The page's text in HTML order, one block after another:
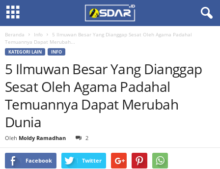
Beranda Info
5 Ilmuwan Besar Yang Dianggap Sesat Oleh Agama Padahal
Temuannya Dapat Merubah...
KATEGORI LAIN INFO
5 Ilmuwan Besar Yang Dianggap
Sesat Oleh Agama Padahal
Temuannya Dapat Merubah
Dunia
Oleh Moldy Ramadhan 2
Facebook Twitter